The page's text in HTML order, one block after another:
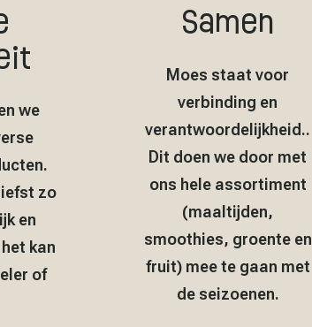
we
zo
en
kan
of
Samen
Moes staat voor
verbinding en
verantwoordelijkheid..
Dit doen we door met
ons hele assortiment
(maaltijden,
smoothies, groente en
fruit) mee te gaan met
de seizoenen.